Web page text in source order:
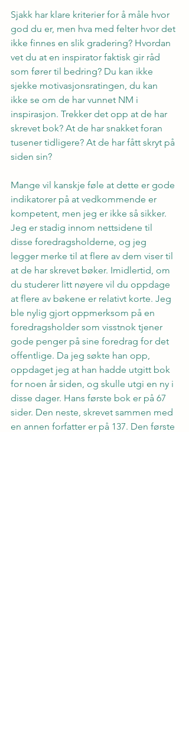
Sjakk har klare kriterier for å måle hvor
god du er, men hva med felter hvor det
ikke finnes en slik gradering? Hvordan
vet du at en inspirator faktisk gir råd
som fører til bedring? Du kan ikke
sjekke motivasjonsratingen, du kan
ikke se om de har vunnet NM i
inspirasjon. Trekker det opp at de har
skrevet bok? At de har snakket foran
tusener tidligere? At de har fått skryt på
siden sin?
Mange vil kanskje føle at dette er gode
indikatorer på at vedkommende er
kompetent, men jeg er ikke så sikker.
Jeg er stadig innom nettsidene til
disse foredragsholderne, og jeg
legger merke til at flere av dem viser til
at de har skrevet bøker. Imidlertid, om
du studerer litt nøyere vil du oppdage
at flere av bøkene er relativt korte. Jeg
ble nylig gjort oppmerksom på en
foredragsholder som visstnok tjener
gode penger på sine foredrag for det
offentlige. Da jeg søkte han opp,
oppdaget jeg at han hadde utgitt bok
for noen år siden, og skulle utgi en ny i
disse dager. Hans første bok er på 67
sider. Den neste, skrevet sammen med
en annen forfatter er på 137. Den første